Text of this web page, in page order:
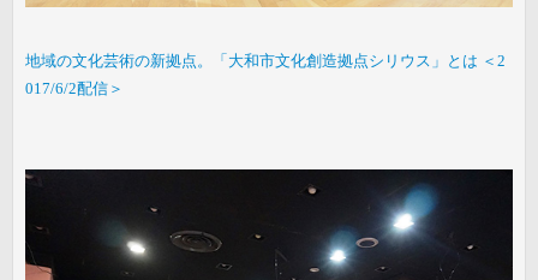
地域の文化芸術の新拠点。「大和市文化創造拠点シリウス」とは ＜2
017/6/2配信＞